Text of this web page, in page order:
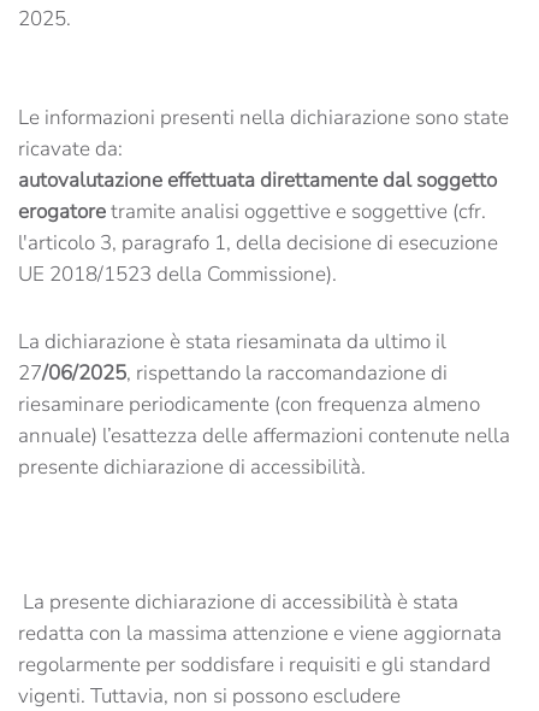
2025.
Le informazioni presenti nella dichiarazione sono state
ricavate da:
autovalutazione effettuata direttamente dal soggetto
erogatoretramite analisi oggettive e soggettive (cfr.
l'articolo 3, paragrafo 1, della decisione di esecuzione
UE 2018/1523 della Commissione).
La dichiarazione è stata riesaminata da ultimo il
27/06/2025, rispettando la raccomandazione di
riesaminare periodicamente (con frequenza almeno
annuale) l’esattezza delle affermazioni contenute nella
presente dichiarazione di accessibilità.
La presente dichiarazione di accessibilità è stata
redatta con la massima attenzione e viene aggiornata
regolarmente per soddisfare i requisiti e gli standard
vigenti. Tuttavia, non si possono escludere